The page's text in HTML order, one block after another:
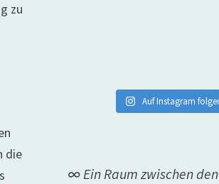
zu
die
Auf Instagram
∞ Ein Raum zwischen